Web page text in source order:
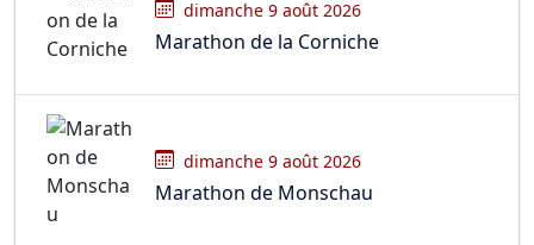
dimanche 9 août 2026
Marathon de la Corniche
dimanche 9 août 2026
Marathon de Monschau